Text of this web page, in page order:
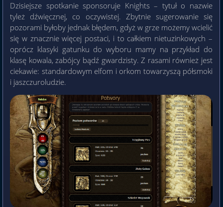
Dzisiejsze spotkanie sponsoruje Knights – tytuł o nazwie
tyleż dźwięcznej, co oczywistej. Zbytnie sugerowanie się
pozorami byłoby jednak błędem, gdyż w grze możemy wcielić
się w znacznie więcej postaci, i to całkiem nietuzinkowych –
oprócz klasyki gatunku do wyboru mamy na przykład do
klasę kowala, zabójcy bądź gwardzisty. Z rasami również jest
ciekawie: standardowym elfom i orkom towarzyszą półsmoki
i jaszczuroludzie.